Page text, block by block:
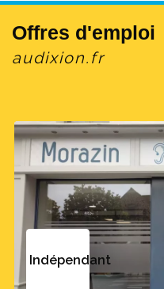
Offres d'emploi
audixion.fr
Indépendant